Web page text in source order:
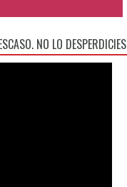
NO LO DESPERDICIES